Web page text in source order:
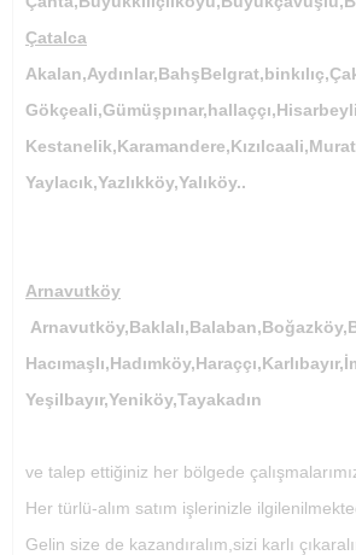
Çatalca
Yaylacık,Yazlıkköy,Yalıköy..
Arnavutköy
Yeşilbayır,Yeniköy,Tayakadın
ve talep ettiğiniz her bölgede
Her türlü-alım satım işlerinizle
Gelin size de kazandıralım,sizi karlı